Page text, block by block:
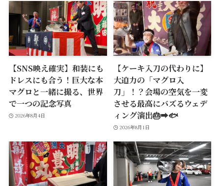
【SNS映え確実】和装にも
ドレスにも合う！巨大な本
マグロと一緒に撮る、世界
で一つの記念写真
2026年8月4日
【ケーキ入刀の代わりに】
大迫力の「マグロ入
刀」！？会場の空気を一変
させる最高にバズるウェデ
ィング演出🎂➡️🐟
2026年8月1日